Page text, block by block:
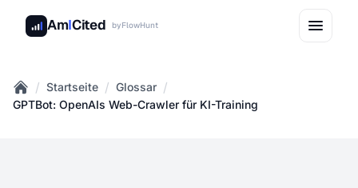
AmICited byFlowHunt
Home
/ Startseite / Glossar /
GPTBot: OpenAIs Web-Crawler für KI-Training